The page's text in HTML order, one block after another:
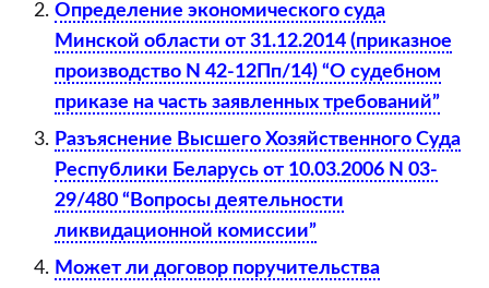
Определение экономического суда
Минской области от 31.12.2014 (приказное
производство N 42-12Пп/14) “О судебном
приказе на часть заявленных требований”
Разъяснение Высшего Хозяйственного Суда
Республики Беларусь от 10.03.2006 N 03-
29/480 “Вопросы деятельности
ликвидационной комиссии”
Может ли договор поручительства